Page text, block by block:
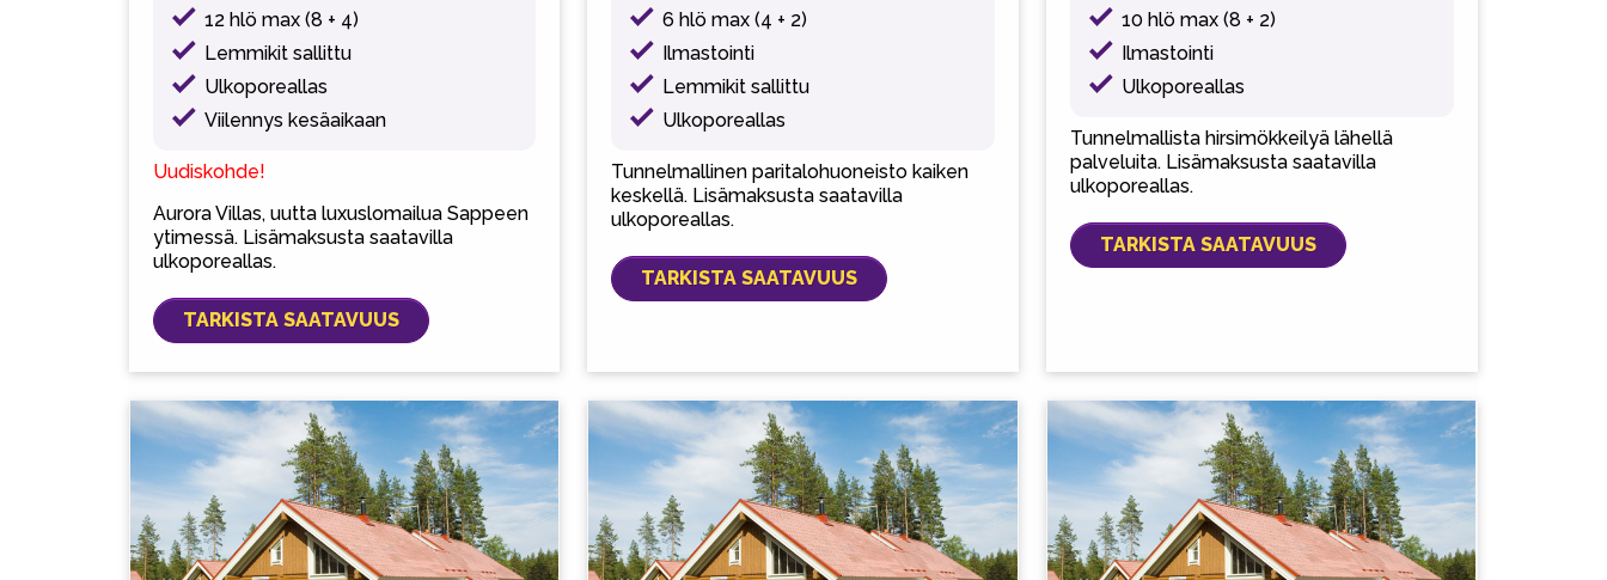
12 hlö max (8 + 4)
Lemmikit sallittu
Ulkoporeallas
Viilennys kesäaikaan
Uudiskohde!
Aurora Villas, uutta luxuslomailua Sappeen
ytimessä. Lisämaksusta saatavilla
ulkoporeallas.
TARKISTA SAATAVUUS
6 hlö max (4 + 2)
Ilmastointi
Lemmikit sallittu
Ulkoporeallas
Tunnelmallinen paritalohuoneisto kaiken
keskellä. Lisämaksusta saatavilla
ulkoporeallas.
TARKISTA SAATAVUUS
10 hlö max (8 + 2)
Ilmastointi
Ulkoporeallas
Tunnelmallista hirsimökkeilyä lähellä
palveluita. Lisämaksusta saatavilla
ulkoporeallas.
TARKISTA SAATAVUUS